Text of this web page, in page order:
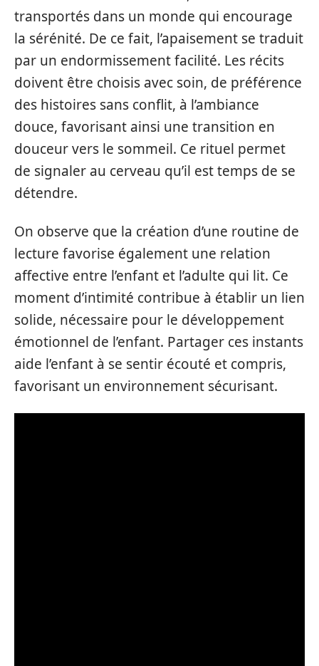
transportés dans un monde qui encourage
la sérénité. De ce fait, l’apaisement se traduit
par un endormissement facilité. Les récits
doivent être choisis avec soin, de préférence
des histoires sans conflit, à l’ambiance
douce, favorisant ainsi une transition en
douceur vers le sommeil. Ce rituel permet
de signaler au cerveau qu’il est temps de se
détendre.
On observe que la création d’une routine de
lecture favorise également une relation
affective entre l’enfant et l’adulte qui lit. Ce
moment d’intimité contribue à établir un lien
solide, nécessaire pour le développement
émotionnel de l’enfant. Partager ces instants
aide l’enfant à se sentir écouté et compris,
favorisant un environnement sécurisant.